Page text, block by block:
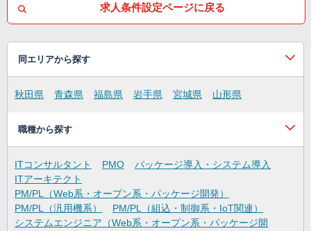
求人条件設定ページに戻る
同エリアから探す
秋田県 青森県 福島県 岩手県 宮城県 山形県
職種から探す
ITコンサルタント PMO
パッケージ導入・システム導入
ITアーキテクト
PM/PL（Web系・オープン系・パッケージ開発）
PM/PL（汎用機系）
PM/PL（組込・制御系・IoT関連）
システムエンジニア（Web系・オープン系・パッケージ開